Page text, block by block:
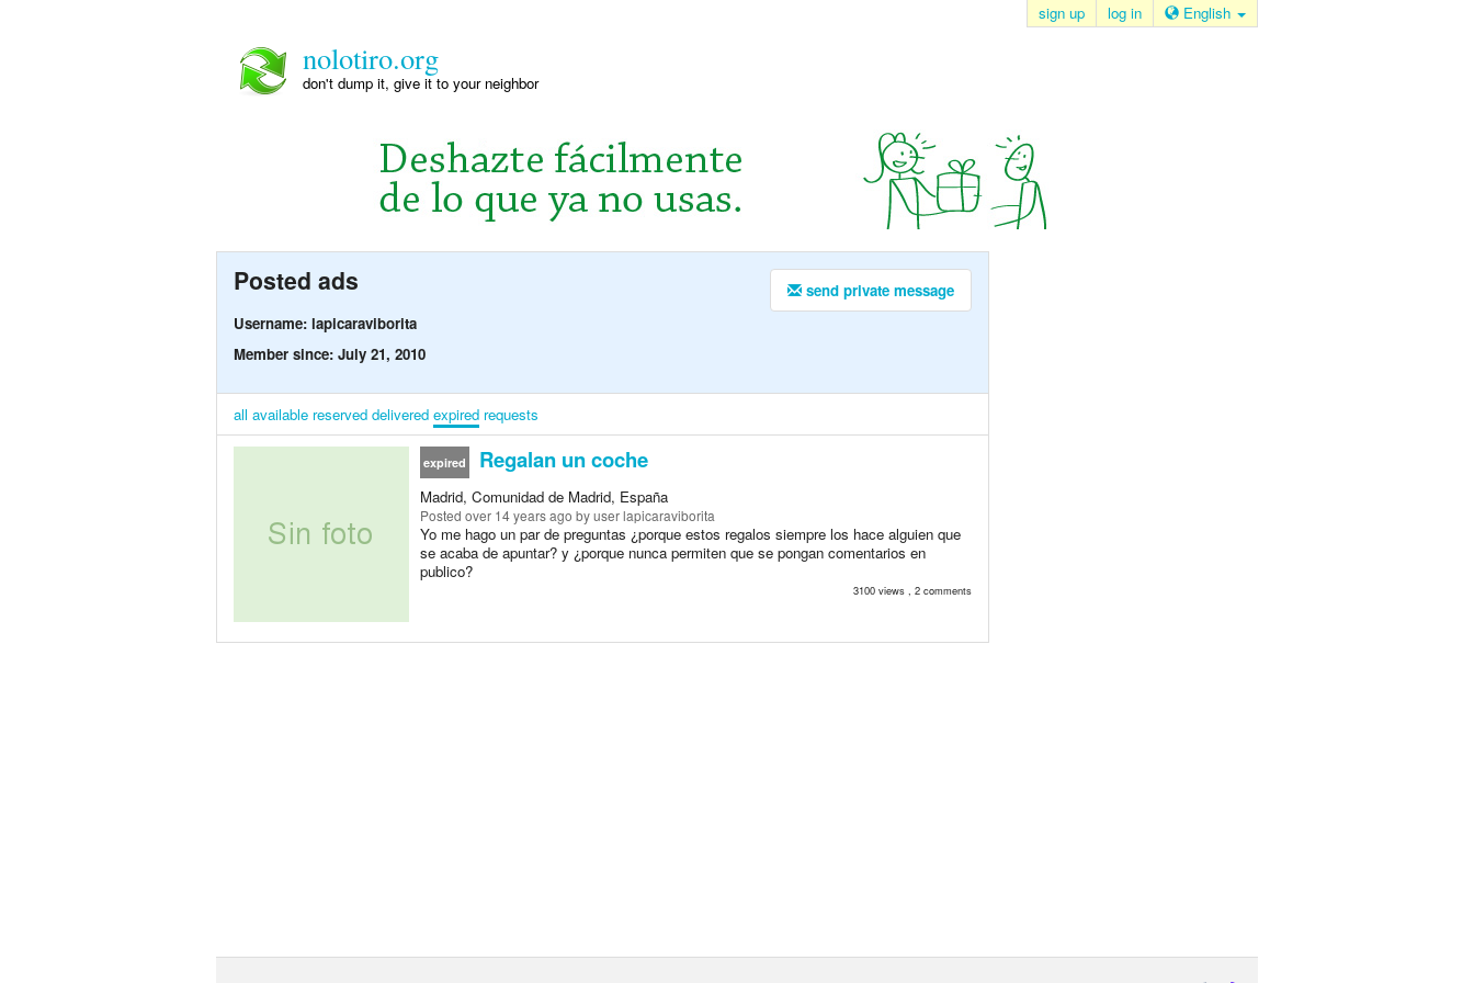
sign up log in English
nolotiro.org
don't dump it, give it to your neighbor
send private message
Posted ads
Username: lapicaraviborita
Member since: July 21, 2010
all available reserved delivered expired requests
expired Regalan un coche
Madrid, Comunidad de Madrid, España
Posted over 14 years ago by user lapicaraviborita
Yo me hago un par de preguntas ¿porque estos regalos siempre los hace alguien que
se acaba de apuntar? y ¿porque nunca permiten que se pongan comentarios en
publico?
3100 views , 2 comments